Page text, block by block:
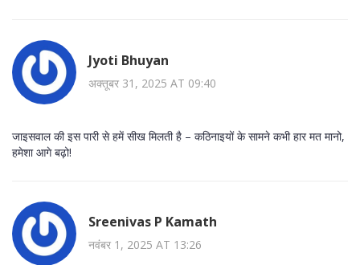
Jyoti Bhuyan
अक्तूबर 31, 2025 AT 09:40
जाइसवाल की इस पारी से हमें सीख मिलती है – कठिनाइयों के सामने कभी हार मत मानो,
हमेशा आगे बढ़ो!
Sreenivas P Kamath
नवंबर 1, 2025 AT 13:26